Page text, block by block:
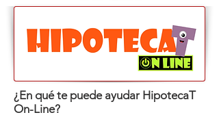
¿En qué te puede ayudar HipotecaT
On-Line?